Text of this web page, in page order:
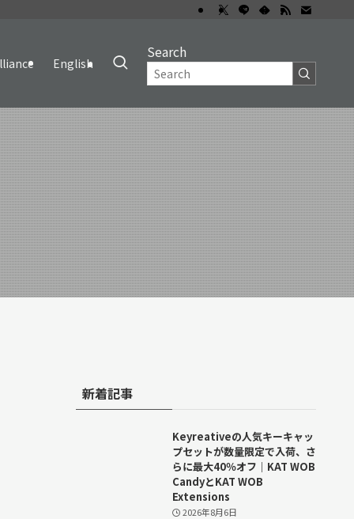
English
Search
新着記事
Keyreativeの人気キーキャッ
プセットが数量限定で入荷、さ
らに最大40％オフ｜KAT WOB
CandyとKAT WOB
Extensions
2026年8月6日